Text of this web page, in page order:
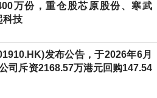
万份，重仓股芯原股份、寒武
科技
发布公告，于2026年6月
司斥资2168.57万港元回购147.54